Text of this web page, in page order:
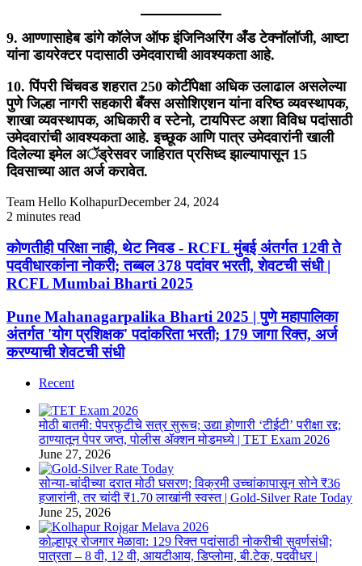
9. आण्णासाहेब डांगे कॉलेज ऑफ इंजिनिअरिंग अँड टेक्नॉलॉजी, आष्टा
यांना डायरेक्टर पदासाठी उमेदवाराची आवश्यकता आहे.
10. पिंपरी चिंचवड शहरात 250 कोटींपेक्षा अधिक उलाढाल असलेल्या
पुणे जिल्हा नागरी सहकारी बँक्स असोशिएशन यांना वरिष्ठ व्यवस्थापक,
शाखा व्यवस्थापक, अधिकारी व स्टेनो, टायपिस्ट अशा विविध पदांसाठी
उमेदवारांची आवश्यकता आहे. इच्छूक आणि पात्र उमेदवारांनी खाली
दिलेल्या इमेल अॅड्रेसवर जाहिरात प्रसिध्द झाल्यापासून 15
दिवसाच्या आत अर्ज करावेत.
Team Hello KolhapurDecember 24, 2024
2 minutes read
कोणतीही
परिक्षा
नाही,
थेट
-
RCFL
मुंबई
अंतर्गत
पदवीधारकांना
शेवटची
Mumbai
कोणतीही परिक्षा नाही, थेट निवड - RCFL मुंबई अंतर्गत 12वी ते
पदवीधारकांना नोकरी; तब्बल 378 पदांवर भरती, शेवटची संधी |
RCFL Mumbai Bharti 2025
Pune
Mahanagarpalika
Bharti
2025
महापालिका
अंतर्गत
प्रशिक्षक'
पदांकरिता
भरती;
करण्याची
Pune Mahanagarpalika Bharti 2025 | पुणे महापालिका
अंतर्गत 'योग प्रशिक्षक' पदांकरिता भरती; 179 जागा रिक्त, अर्ज
करण्याची शेवटची संधी
Recent
मोठी बातमी: पेपरफुटीचे सत्र सुरूच; उद्या होणारी ‘टीईटी’ परीक्षा रद्द;
ठाण्यातून पेपर जप्त, पोलीस ॲक्शन मोडमध्ये | TET Exam 2026
June 27, 2026
सोन्या-चांदीच्या दरात मोठी घसरण; विक्रमी उच्चांकापासून सोने ₹36
हजारांनी, तर चांदी ₹1.70 लाखांनी स्वस्त | Gold-Silver Rate Today
June 25, 2026
कोल्हापूर रोजगार मेळावा: 129 रिक्त पदांसाठी नोकरीची सुवर्णसंधी;
पात्रता – 8 वी, 12 वी, आयटीआय, डिप्लोमा, बी.टेक, पदवीधर |